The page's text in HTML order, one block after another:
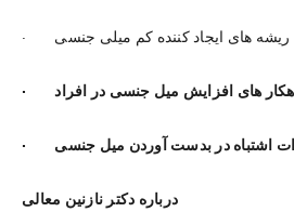
·        ریشه های ایجاد کننده کم میلی جنسی
راهکار های افزایش میل جنسی در افراد
عادات اشتباه در بدست آوردن میل جنسی
درباره دکتر نازنین معالی